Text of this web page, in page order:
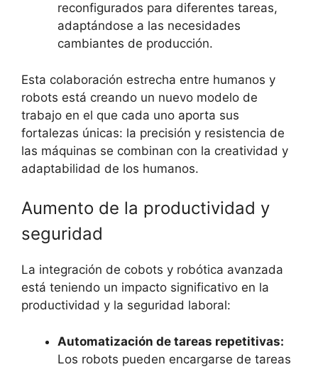
reconfigurados para diferentes tareas,
adaptándose a las necesidades
cambiantes de producción.
Esta colaboración estrecha entre humanos y
robots está creando un nuevo modelo de
trabajo en el que cada uno aporta sus
fortalezas únicas: la precisión y resistencia de
las máquinas se combinan con la creatividad y
adaptabilidad de los humanos.
Aumento de la productividad y
seguridad
La integración de cobots y robótica avanzada
está teniendo un impacto significativo en la
productividad y la seguridad laboral:
Automatización de tareas repetitivas:
Los robots pueden encargarse de tareas